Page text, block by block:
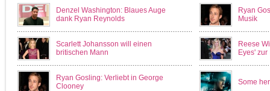
Denzel Washington: Blaues Auge
dank Ryan Reynolds
Ryan
Musik
Scarlett Johansson will einen
britischen Mann
Reese
Eyes'
Ryan Gosling: Verliebt in George
Clooney
Some